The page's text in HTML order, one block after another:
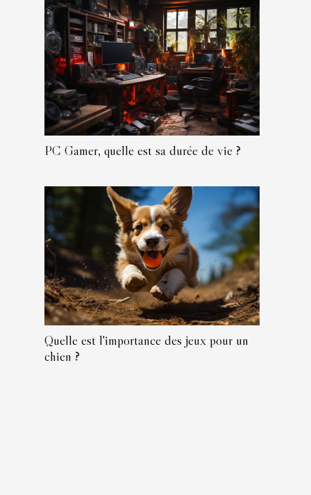
PC Gamer, quelle est sa durée de vie ?
Quelle est l'importance des jeux pour un
chien ?